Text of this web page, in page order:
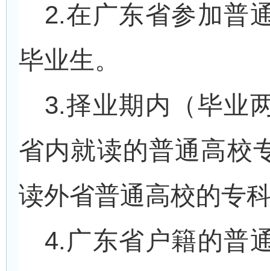
2.在广东省参加普
毕业生。
3.择业期内（毕业
省内就读的普通高校
读外省普通高校的专
4.广东省户籍的普